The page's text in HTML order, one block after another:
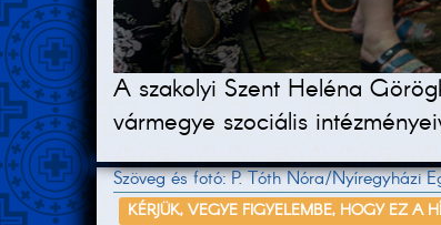
A szakolyi Szent Heléna
vármegye szociális
Szöveg és fotó: P. Tóth Nóra/Nyíregyházi
KÉRJÜK, VEGYE FIGYELEMBE, HOGY EZ A